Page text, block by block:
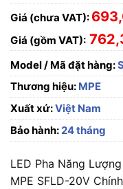
Giá (chưa VAT):
Giá (gồm VAT):
Model / Mã đặt hàng:
Thương hiệu: MPE
Xuất xứ:Việt Nam
Bảo hành:24 tháng
LED Pha Năng
MPE SFLD-20V